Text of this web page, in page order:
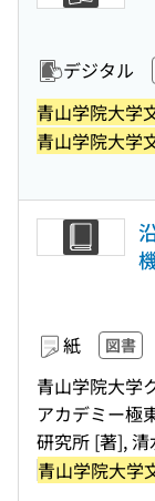
デジタル
青山学院大学
青山学院大学
紙 図書
青山学院大学
アカデミー極
研究所 [著],
青山学院大学